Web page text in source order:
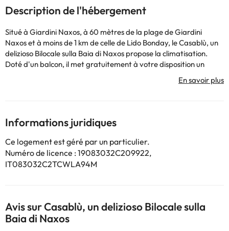
Description de l'hébergement
Situé à Giardini Naxos, à 60 mètres de la plage de Giardini
Naxos et à moins de 1 km de celle de Lido Bonday, le Casablù, un
delizioso Bilocale sulla Baia di Naxos propose la climatisation.
Doté d'un balcon, il met gratuitement à votre disposition un
parking privé et une connexion Wi-Fi. Cet établissement non-
équipée d'un micro-ondes et d'un réfrigérateur, ainsi qu'une salle
de bains pourvue d'un bidet. Les serviettes et le linge de lit sont
fournis. L'établissement possède un coin repas extérieur. Vous
séjournerez à 5,5 km d'Isola Bella et à 5,8 km du téléphérique de
Taormine - gare de Mazzaro. L'aéroport de Catane-
particulier
Informations juridiques
Ce logement est géré par un particulier.
Numéro de licence : 19083032C209922,
IT083032C2TCWLA94M
Avis sur Casablù, un delizioso Bilocale sulla
Baia di Naxos